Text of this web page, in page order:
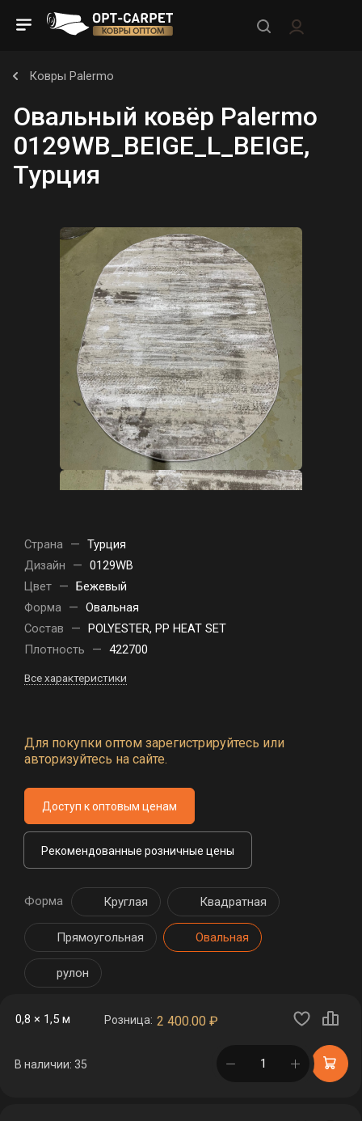
Ковры Palermo
Овальный ковёр Palermo
0129WB_BEIGE_L_BEIGE,
Турция
Страна — Турция
Дизайн
— 0129WB
Цвет — Бежевый
Форма — Овальная
Состав
— POLYESTER, PP HEAT SET
Плотность
— 422700
Все характеристики
Для покупки оптом зарегистрируйтесь или
авторизуйтесь на сайте.
Доступ к оптовым ценам
Рекомендованные розничные цены
Форма Круглая Квадратная
Прямоугольная Овальная
рулон
0,8 × 1,5 м Розница: 2 400.00 ₽
В наличии: 35 в корзине